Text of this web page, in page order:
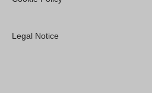
Legal Notice